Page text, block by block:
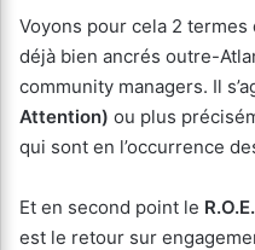
Voyons pour cela 2
déjà bien ancrés outre-
community managers. Il
Attention) ou plus
qui sont en l’occurrence
Et en second point le
est le retour sur